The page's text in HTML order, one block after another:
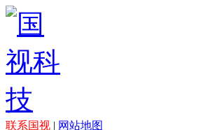
联系国视 | 网站地图